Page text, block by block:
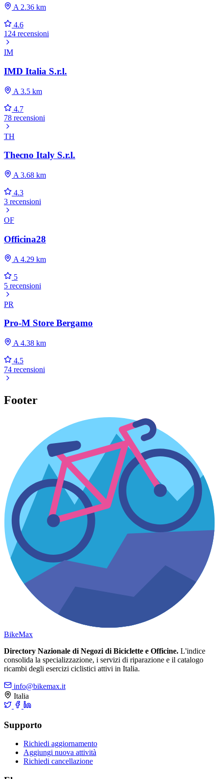
A 2.36 km
4.6
124 recensioni
IM
IMD Italia S.r.l.
A 3.5 km
4.7
78 recensioni
TH
Thecno Italy S.r.l.
A 3.68 km
4.3
3 recensioni
OF
Officina28
A 4.29 km
5
5 recensioni
PR
Pro-M Store Bergamo
A 4.38 km
4.5
74 recensioni
Footer
BikeMax
Directory Nazionale di Negozi di Biciclette e Officine. L'indice
consolida la specializzazione, i servizi di riparazione e il catalogo
ricambi degli esercizi ciclistici attivi in Italia.
info@bikemax.it
Italia
Supporto
Richiedi aggiornamento
Aggiungi nuova attività
Richiedi cancellazione